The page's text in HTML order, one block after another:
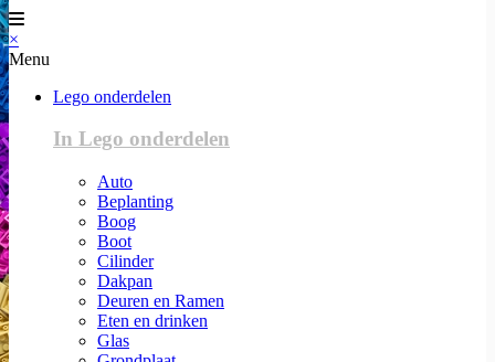
×
Menu
Lego onderdelen
In Lego onderdelen
Auto
Beplanting
Boog
Boot
Cilinder
Dakpan
Deuren en Ramen
Eten en drinken
Glas